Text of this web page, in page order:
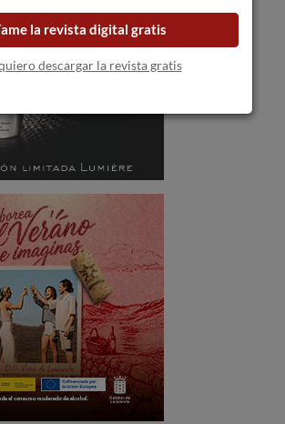
la revista digital gratis
descargar la revista gratis